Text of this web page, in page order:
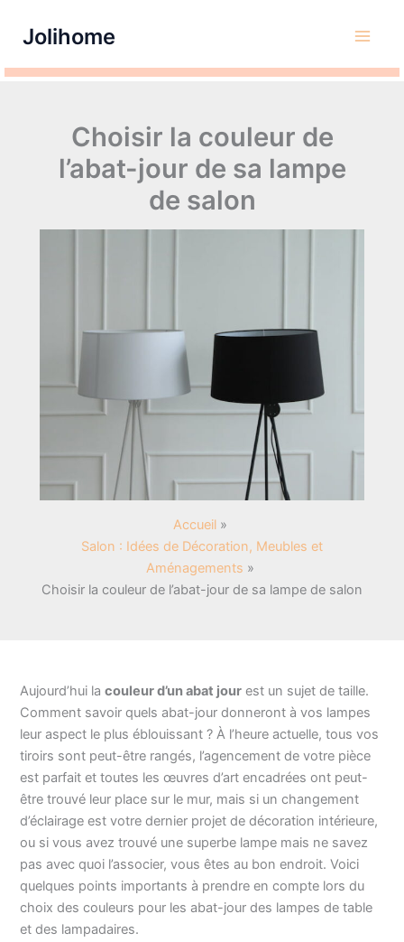
Jolihome
Choisir la couleur de
l’abat-jour de sa lampe
de salon
Accueil
Salon : Idées de Décoration, Meubles et
Aménagements
Choisir la couleur de l’abat-jour de sa lampe de salon
Aujourd’hui lacouleur d’un abat jour est un sujet de taille.
Comment savoir quels abat-jour donneront à vos lampes
leur aspect le plus éblouissant ? À l’heure actuelle, tous vos
tiroirs sont peut-être rangés, l’agencement de votre pièce
est parfait et toutes les œuvres d’art encadrées ont peut-
être trouvé leur place sur le mur, mais si un changement
d’éclairage est votre dernier projet de décoration intérieure,
ou si vous avez trouvé une superbe lampe mais ne savez
pas avec quoi l’associer, vous êtes au bon endroit. Voici
quelques points importants à prendre en compte lors du
choix des couleurs pour les abat-jour des lampes de table
et des lampadaires.